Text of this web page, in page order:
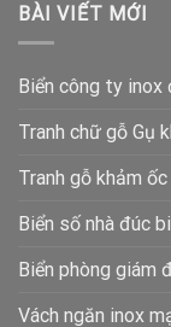
BÀI VIẾT MỚI
Biển công ty inox
Tranh chữ gỗ Gụ
Tranh gỗ khảm ốc
Biển số nhà đúc
Biển phòng giám
Vách ngăn inox